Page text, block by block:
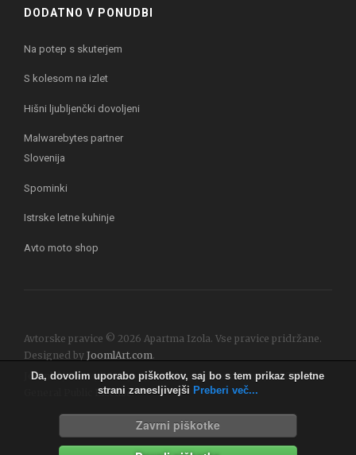
Da, dovolim uporabo piškotkov, saj bo s tem prikaz spletne
strani zanesljivejši Preberi več...
Zavrni piškotke
DODATNO V PONUDBI
Na potep s skuterjem
S kolesom na izlet
Hišni ljubljenčki dovoljeni
Malwarebytes partner
Slovenija
Spominki
Istrske letne kuhinje
Avto moto shop
Avtorske pravice © 2026 Apartma Izola. Vse pravice pridržane.
Designed by JoomlArt.com.
Joomla!je brezplačna programska oprema izdana pod GNU
General Public License.